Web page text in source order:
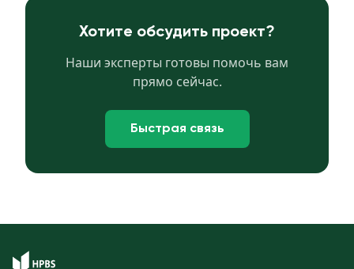
Хотите обсудить проект?
Наши эксперты готовы помочь вам
прямо сейчас.
Быстрая связь